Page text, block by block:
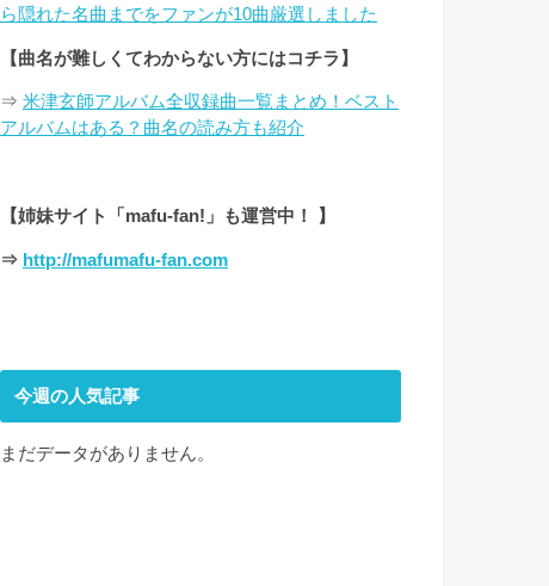
ら隠れた名曲までをファンが10曲厳選しました
【曲名が難しくてわからない方にはコチラ】
⇒ 米津玄師アルバム全収録曲一覧まとめ！ベスト
アルバムはある？曲名の読み方も紹介
【姉妹サイト「mafu-fan!」も運営中！ 】
⇒ http://mafumafu-fan.com
今週の人気記事
まだデータがありません。